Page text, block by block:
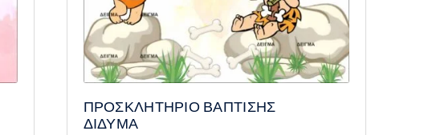
ΠΡΟΣΚΛΗΤΗΡΙΟ ΒΑΠΤΙΣΗΣ
ΔΙΔΥΜΑ